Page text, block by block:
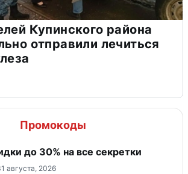
Купинского района
отправили лечиться
Промокоды
до 30% на все секретки
августа, 2026